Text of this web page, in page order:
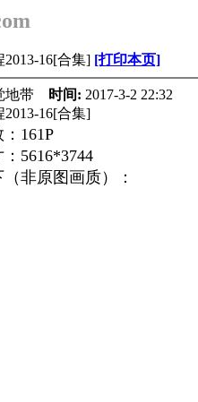
2013-16[合集] [打印本页]
地带 时间: 2017-3-2 22:32
2013-16[合集]
161P
5616*3744
非原图画质）：